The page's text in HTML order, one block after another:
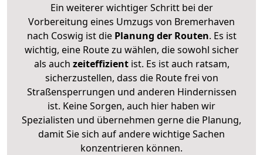
Ein weiterer wichtiger Schritt bei der
Vorbereitung eines Umzugs von Bremerhaven
nach Coswig ist diePlanung der Routen. Es ist
wichtig, eine Route zu wählen, die sowohl sicher
als auch zeiteffizientist. Es ist auch ratsam,
sicherzustellen, dass die Route frei von
Straßensperrungen und anderen Hindernissen
ist. Keine Sorgen, auch hier haben wir
Spezialisten und übernehmen gerne die Planung,
damit Sie sich auf andere wichtige Sachen
konzentrieren können.